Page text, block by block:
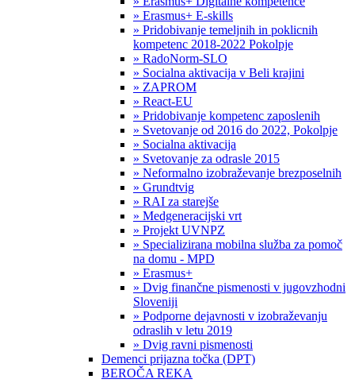
» Erasmus+ E-skills
» Pridobivanje temeljnih in poklicnih
kompetenc 2018-2022 Pokolpje
» RadoNorm-SLO
» Socialna aktivacija v Beli krajini
» ZAPROM
» React-EU
» Pridobivanje kompetenc zaposlenih
» Svetovanje od 2016 do 2022, Pokolpje
» Socialna aktivacija
» Svetovanje za odrasle 2015
» Neformalno izobraževanje brezposelnih
» Grundtvig
» RAI za starejše
» Medgeneracijski vrt
» Projekt UVNPZ
» Specializirana mobilna služba za pomoč
na domu - MPD
» Erasmus+
» Dvig finančne pismenosti v jugovzhodni
Sloveniji
» Podporne dejavnosti v izobraževanju
odraslih v letu 2019
» Dvig ravni pismenosti
Demenci prijazna točka (DPT)
BEROČA REKA